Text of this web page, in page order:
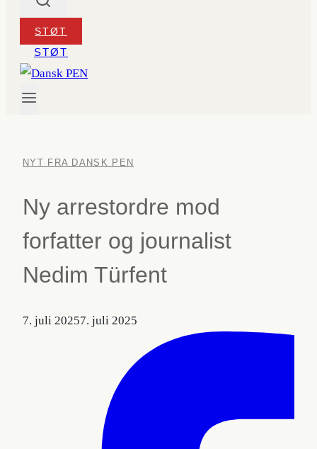
STØT
STØT
NYT FRA DANSK PEN
Ny arrestordre mod
forfatter og journalist
Nedim Türfent
7. juli 20257. juli 2025